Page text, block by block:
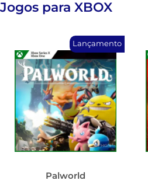
Jogos para XBOX
Lançamento
Palworld